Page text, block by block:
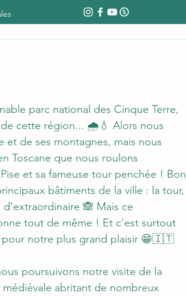
cette région... 🌧️💧 Alors nous
de ses montagnes, mais nous
Toscane que nous roulons
et sa fameuse tour penchée ! Bon
bâtiments de la ville : la tour,
d'extraordinaire 🙈 Mais ce
tout de même ! Et c'est surtout
pour notre plus grand plaisir 😁🇮🇹
poursuivons notre visite de la
abritant de nombreux